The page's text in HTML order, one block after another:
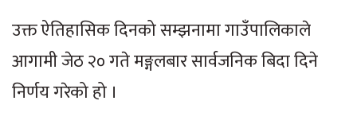
उक्त ऐतिहासिक दिनको सम्झनामा गाउँपालिकाले
आगामी जेठ २० गते मङ्गलबार सार्वजनिक बिदा दिने
निर्णय गरेको हो ।